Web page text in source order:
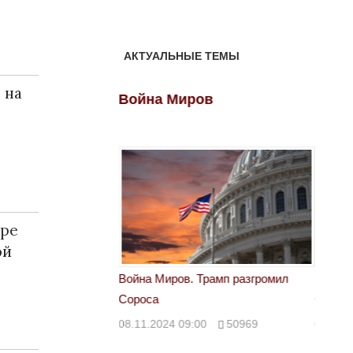
на
АКТУАЛЬНЫЕ ТЕМЫ
Война Миров
Война Миров. Трамп разгромил
Сороса
08.11.2024 09:00 50969